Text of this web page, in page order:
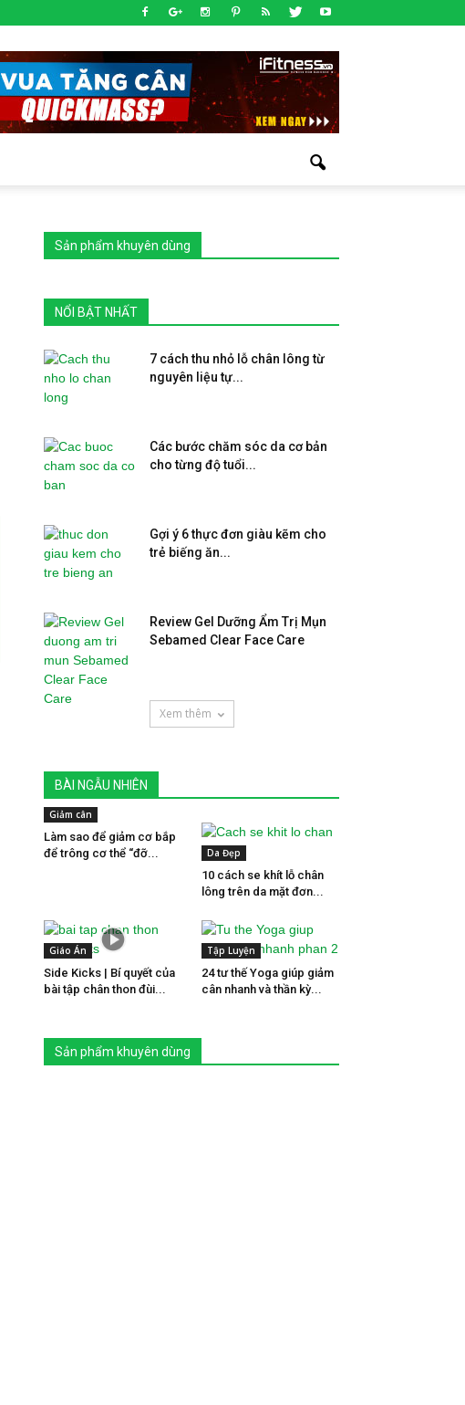
Sản phẩm khuyên dùng
NỔI BẬT NHẤT
7 cách thu nhỏ lỗ chân lông từ
nguyên liệu tự...
Các bước chăm sóc da cơ bản
cho từng độ tuổi...
Gợi ý 6 thực đơn giàu kẽm cho
trẻ biếng ăn...
Review Gel Dưỡng Ẩm Trị Mụn
Sebamed Clear Face Care
Xem thêm
BÀI NGẪU NHIÊN
Giảm cân
Làm sao để giảm cơ bắp
để trông cơ thể “đỡ...
Da Đẹp
10 cách se khít lỗ chân
lông trên da mặt đơn...
Giáo Án
Side Kicks | Bí quyết của
bài tập chân thon đùi...
Tập Luyện
24 tư thế Yoga giúp giảm
cân nhanh và thần kỳ...
Sản phẩm khuyên dùng